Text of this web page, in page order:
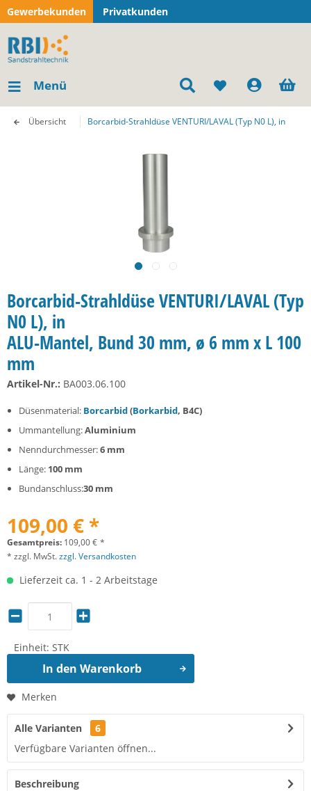
Gewerbekunden Privatkunden
Menü
Übersicht Borcarbid-Strahldüse VENTURI/LAVAL (Typ N0 L), in
Borcarbid-Strahldüse VENTURI/LAVAL (Typ
N0 L), in
ALU-Mantel, Bund 30 mm, ø 6 mm x L 100
mm
Artikel-Nr.: BA003.06.100
Düsenmaterial: Borcarbid(Borkarbid, B4C)
Ummantellung:Aluminium
Nenndurchmesser:6 mm
Länge: 100 mm
Bundanschluss:30 mm
109,00 € *
Gesamtpreis: 109,00€ *
* zzgl. MwSt.zzgl. Versandkosten
Lieferzeit ca. 1 - 2 Arbeitstage
Einheit: STK
In den Warenkorb
Merken
Alle Varianten
6
Verfügbare Varianten öffnen...
Beschreibung